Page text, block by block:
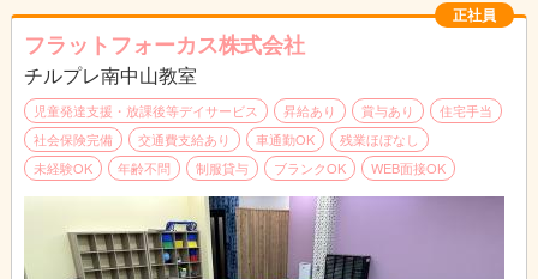
【1日のスケジュール例】
9:30～ 出勤、朝礼
10:00～ レッスン1
11:35～ 休憩
12:35～ 事務作業
14:40～ レッスン2
16:25～ レッスン3
18:30～ 退勤
正社員
フラットフォーカス株式会社
チルプレ南中山教室
児童発達支援・放課後等デイサービス 昇給あり 賞与あり
住宅手当
社会保険完備
交通費支給あり 車通勤OK
残業ほぼなし
未経験OK
年齢不問 制服貸与 ブランクOK WEB面接OK